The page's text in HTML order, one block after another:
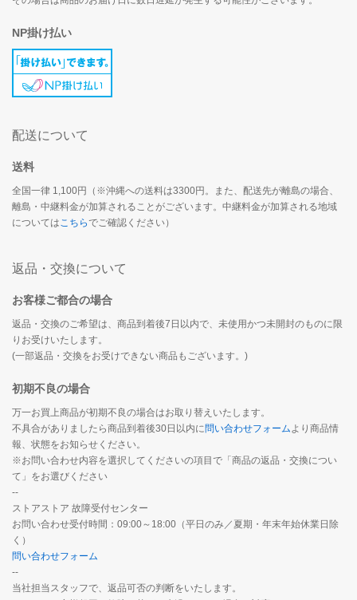
NP掛け払い
配送について
送料
全国一律 1,100円（※沖縄への送料は3300円。また、配送先が離島の場合、
離島・中継料金が加算されることがございます。中継料金が加算される地域
については こちらでご確認ください）
返品・交換について
お客様ご都合の場合
返品・交換のご希望は、商品到着後7日以内で、未使用かつ未開封のものに限
りお受けいたします。
(一部返品・交換をお受けできない商品もございます。)
初期不良の場合
万一お買上商品が初期不良の場合はお取り替えいたします。
不具合がありましたら商品到着後30日以内に問い合わせフォーム より商品情
報、状態をお知らせください。
※お問い合わせ内容を選択してくださいの項目で「商品の返品・交換につい
て」をお選びください
--
ストアストア 故障受付センター
お問い合わせ受付時間：09:00～18:00（平日のみ／夏期・年末年始休業日除
く）
問い合わせフォーム
--
当社担当スタッフで、返品可否の判断をいたします。